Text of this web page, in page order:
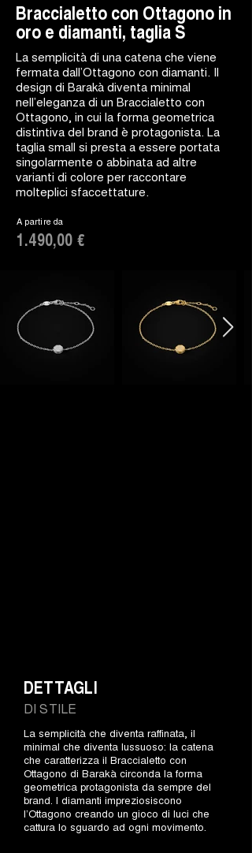
Braccialetto con Ottagono in
oro e diamanti, taglia S
La semplicità di una catena che viene
fermata dall’Ottagono con diamanti. Il
design di Barakà diventa minimal
nell’eleganza di un Braccialetto con
Ottagono, in cui la forma geometrica
distintiva del brand è protagonista. La
taglia small si presta a essere portata
singolarmente o abbinata ad altre
varianti di colore per raccontare
molteplici sfaccettature.
A partire da
1.490,00 €
DI STILE
DETTAGLI
La semplicità che diventa raffinata, il
minimal che diventa lussuoso: la catena
che caratterizza il Braccialetto con
Ottagono di Barakà circonda la forma
geometrica protagonista da sempre del
brand. I diamanti impreziosiscono
l’Ottagono creando un gioco di luci che
cattura lo sguardo ad ogni movimento.